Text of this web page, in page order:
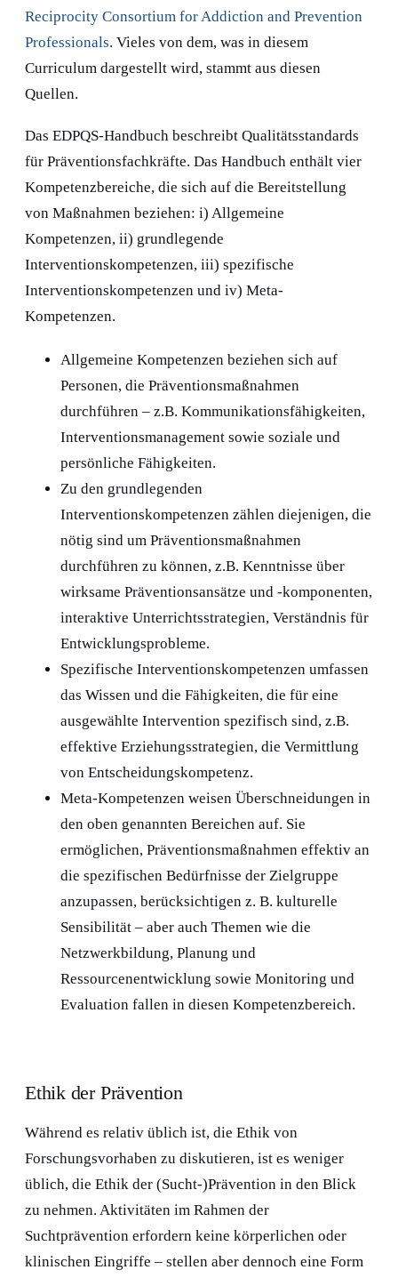
Reciprocity Consortium for Addiction and Prevention
Professionals. Vieles von dem, was in diesem
Curriculum dargestellt wird, stammt aus diesen
Quellen.
Das EDPQS-Handbuch beschreibt Qualitätsstandards
für Präventionsfachkräfte. Das Handbuch enthält vier
Kompetenzbereiche, die sich auf die Bereitstellung
von Maßnahmen beziehen: i) Allgemeine
Kompetenzen, ii) grundlegende
Interventionskompetenzen, iii) spezifische
Interventionskompetenzen und iv) Meta-
Kompetenzen.
Allgemeine Kompetenzen beziehen sich auf
Personen, die Präventionsmaßnahmen
durchführen – z.B. Kommunikationsfähigkeiten,
Interventionsmanagement sowie soziale und
persönliche Fähigkeiten.
Zu den grundlegenden
Interventionskompetenzen zählen diejenigen, die
nötig sind um Präventionsmaßnahmen
durchführen zu können, z.B. Kenntnisse über
wirksame Präventionsansätze und -komponenten,
interaktive Unterrichtsstrategien, Verständnis für
Entwicklungsprobleme.
Spezifische Interventionskompetenzen umfassen
das Wissen und die Fähigkeiten, die für eine
ausgewählte Intervention spezifisch sind, z.B.
effektive Erziehungsstrategien, die Vermittlung
von Entscheidungskompetenz.
Meta-Kompetenzen weisen Überschneidungen in
den oben genannten Bereichen auf. Sie
ermöglichen, Präventionsmaßnahmen effektiv an
die spezifischen Bedürfnisse der Zielgruppe
anzupassen, berücksichtigen z. B. kulturelle
Sensibilität – aber auch Themen wie die
Netzwerkbildung, Planung und
Ressourcenentwicklung sowie Monitoring und
Evaluation fallen in diesen Kompetenzbereich.
Ethik der Prävention
Während es relativ üblich ist, die Ethik von
Forschungsvorhaben zu diskutieren, ist es weniger
üblich, die Ethik der (Sucht-)Prävention in den Blick
zu nehmen. Aktivitäten im Rahmen der
Suchtprävention erfordern keine körperlichen oder
klinischen Eingriffe – stellen aber dennoch eine Form